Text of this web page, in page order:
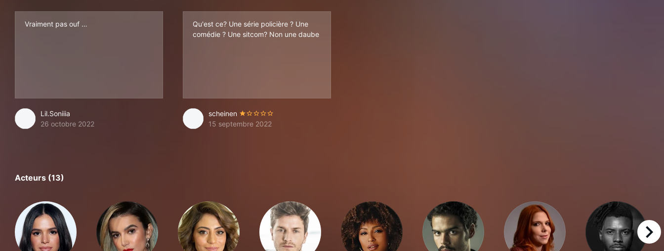
Vraiment pas ouf …
Lil.Soniiia
26 octobre 2022
Qu'est ce? Une série policière ? Une
comédie ? Une sitcom? Non une daube
scheinen
15 septembre 2022
Acteurs (13)
right